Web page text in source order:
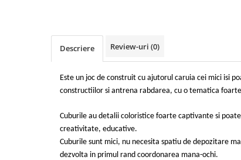
Descriere Review-uri (0)
Este un joc de construit cu ajutorul caruia cei mici isi
constructiilor si antrena rabdarea, cu o tematica
Cuburile au detalii coloristice foarte captivante si
creativitate, educative.
Cuburile sunt mici, nu necesita spatiu de depozitare
dezvolta in primul rand coordonarea mana-ochi.